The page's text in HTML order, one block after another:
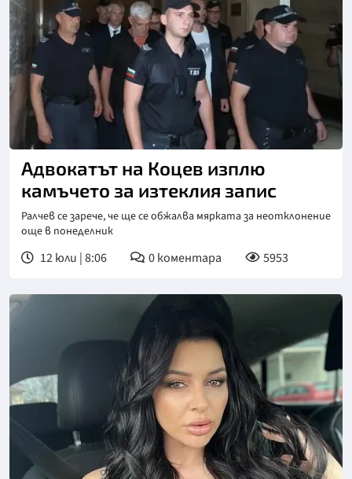
Адвокатът на Коцев изплю
камъчето за изтеклия запис
Ралчев се зарече, че ще се обжалва мярката за неотклонение
още в понеделник
12 юли | 8:06 0коментара 5953